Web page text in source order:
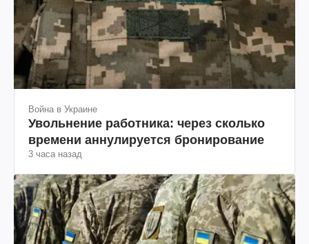
Война в Украине
Увольнение работника: через сколько
времени аннулируется бронирование
3 часа назад